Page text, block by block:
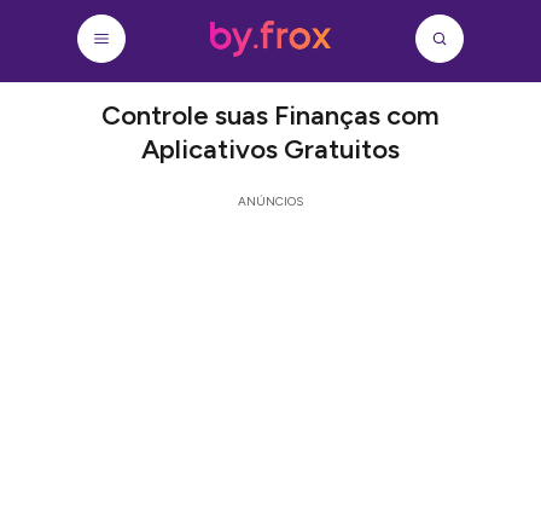
Controle suas Finanças com
Aplicativos Gratuitos
ANÚNCIOS